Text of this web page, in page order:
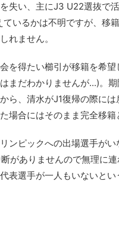
失い、主にJ3 U22選抜で活
いるかは不明ですが、移
れません。
を得たい櫛引が移籍を希
まだわかりませんが...)。
ら、清水がJ1復帰の際に
場合にはそのまま完全移籍
ンピックへの出場選手が
がありませんので無理に
表選手が一人もいないとい